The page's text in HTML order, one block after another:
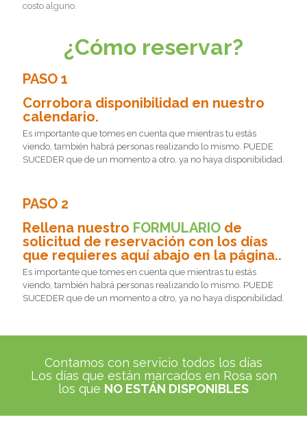
costo alguno.
¿Cómo reservar?
PASO 1
Corrobora disponibilidad en nuestro
calendario.
Es importante que tomes en cuenta que mientras tu estás
viendo, también habrá personas realizando lo mismo. PUEDE
SUCEDER que de un momento a otro, ya no haya disponibilidad.
PASO 2
Rellena nuestro FORMULARIO de
solicitud de reservación con los días
que requieres aquí abajo en la página..
Es importante que tomes en cuenta que mientras tu estás
viendo, también habrá personas realizando lo mismo. PUEDE
SUCEDER que de un momento a otro, ya no haya disponibilidad.
Contamos con servicio todos los días
Los días que están marcados en Rosa son
los que NO ESTÁN DISPONIBLES